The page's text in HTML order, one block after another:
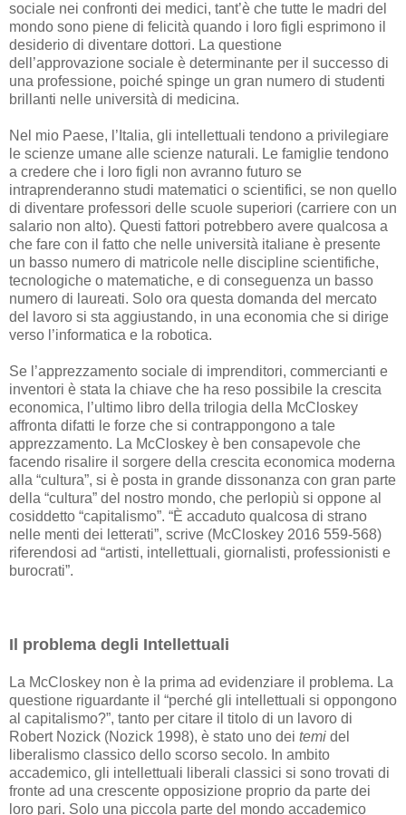
sociale nei confronti dei medici, tant’è che tutte le madri del
mondo sono piene di felicità quando i loro figli esprimono il
desiderio di diventare dottori. La questione
dell’approvazione sociale è determinante per il successo di
una professione, poiché spinge un gran numero di studenti
brillanti nelle università di medicina.
Nel mio Paese, l’Italia, gli intellettuali tendono a privilegiare
le scienze umane alle scienze naturali. Le famiglie tendono
a credere che i loro figli non avranno futuro se
intraprenderanno studi matematici o scientifici, se non quello
di diventare professori delle scuole superiori (carriere con un
salario non alto). Questi fattori potrebbero avere qualcosa a
che fare con il fatto che nelle università italiane è presente
un basso numero di matricole nelle discipline scientifiche,
tecnologiche o matematiche, e di conseguenza un basso
numero di laureati. Solo ora questa domanda del mercato
del lavoro si sta aggiustando, in una economia che si dirige
verso l’informatica e la robotica.
Se l’apprezzamento sociale di imprenditori, commercianti e
inventori è stata la chiave che ha reso possibile la crescita
economica, l’ultimo libro della trilogia della McCloskey
affronta difatti le forze che si contrappongono a tale
apprezzamento. La McCloskey è ben consapevole che
facendo risalire il sorgere della crescita economica moderna
alla “cultura”, si è posta in grande dissonanza con gran parte
della “cultura” del nostro mondo, che perlopiù si oppone al
cosiddetto “capitalismo”. “È accaduto qualcosa di strano
nelle menti dei letterati”, scrive (McCloskey 2016 559-568)
riferendosi ad “artisti, intellettuali, giornalisti, professionisti e
burocrati”.
Il problema degli Intellettuali
La McCloskey non è la prima ad evidenziare il problema. La
questione riguardante il “perché gli intellettuali si oppongono
al capitalismo?”, tanto per citare il titolo di un lavoro di
Robert Nozick (Nozick 1998), è stato uno dei temi del
liberalismo classico dello scorso secolo. In ambito
accademico, gli intellettuali liberali classici si sono trovati di
fronte ad una crescente opposizione proprio da parte dei
loro pari. Solo una piccola parte del mondo accademico